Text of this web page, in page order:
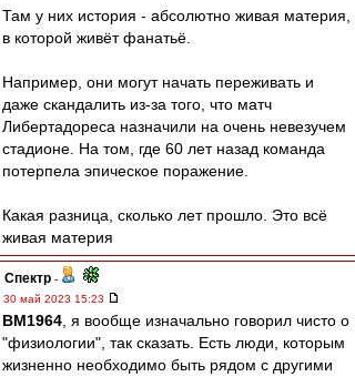
Там у них история - абсолютно живая материя,
в которой живёт фанатьё.
Например, они могут начать переживать и
даже скандалить из-за того, что матч
Либертадореса назначили на очень невезучем
стадионе. На том, где 60 лет назад команда
потерпела эпическое поражение.
Какая разница, сколько лет прошло. Это всё
живая материя
Спектр -
30 май 2023 15:23
BM1964 , я вообще изначально говорил чисто о
"физиологии", так сказать. Есть люди, которым
жизненно необходимо быть рядом с другими